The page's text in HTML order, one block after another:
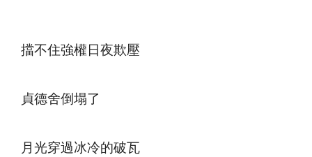
擋不住強權日夜欺壓
貞德舍倒塌了
月光穿過冰冷的破瓦